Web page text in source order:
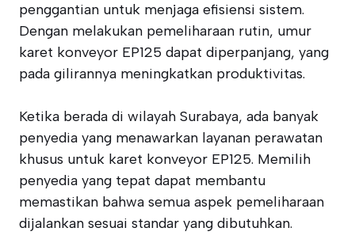
penggantian untuk menjaga efisiensi sistem.
Dengan melakukan pemeliharaan rutin, umur
karet konveyor EP125 dapat diperpanjang, yang
pada gilirannya meningkatkan produktivitas.
Ketika berada di wilayah Surabaya, ada banyak
penyedia yang menawarkan layanan perawatan
khusus untuk karet konveyor EP125. Memilih
penyedia yang tepat dapat membantu
memastikan bahwa semua aspek pemeliharaan
dijalankan sesuai standar yang dibutuhkan.